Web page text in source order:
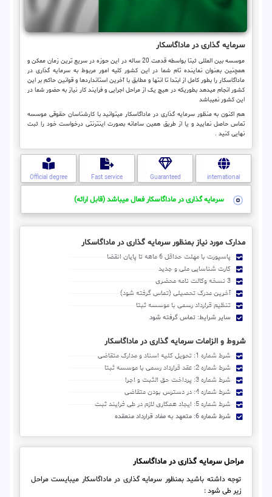
سرمایه گذاری در ماداگاسکار
موسسه بین المللی ثبتا بواسطه قدمت 20 ساله در این حوزه در سریع ترین زمان ممکن و
همچنین بعنوان نماینده تام شما در این کشور کلیه امور مربوط به سرمایه گذاری در
ماداگاسکار را بطور کامل از ابتدا تا انتها و مطابق با آخرین استانداردها و قوانین حاکم بر این
کشور انجام میدهد بطوریکه در هیچ یک از مراحل اجرایی و فرایند کار نیاز به حضور شما در
این کشور نمیباشد
هم اکنون به منظور سرمایه گذاری در ماداگاسکار میتوانید با کارشناسان حقوقی موسسه
تماس حاصل نمایید و یا از طریق همین سامانه بصورت اینترنتی درخواست خود را ثبت
نهایی کنید .
international
Guaranteed
Fast service
Official degree
سرمایه گذاری در ماداگاسکار فعال میباشد (قابل ارائه)
مدارک مورد نیاز بمنظور سرمایه گذاری در ماداگاسکار
پاسپورت با مهلت حداقل 6 ماهه تا پایان انقضا
کارت شناسایی ملی و جدید
3 نسخه وکالت نامه محضری
آخرین مدرک تحصیلی (تماس گرفته شود)
تنظیم قرارداد رسمی با موسسه ثبتا
سایر شرایط: تماس گرفته شود
شروط و الزامات سرمایه گذاری در ماداگاسکار
شرط شماره 1: تحویل کلیه اسناد و مدارک متقاضی
شرط شماره 2: عقد قرارداد رسمی با موسسه ثبتا
شرط شماره 3: پرداخت حق الثبت و اجرا
شرط شماره 4: در دسترس بودن متقاضی
شرط شماره 5: ایجاد همکاری لازم در طی فرایند ثبت
شرط شماره 6: متعهد به مفاد قرارداد منعقده
مراحل سرمایه گذاری در ماداگاسکار
توجه داشته باشید بمنظور سرمایه گذاری در ماداگاسکار میبایست مراحل
زیر طی شود :